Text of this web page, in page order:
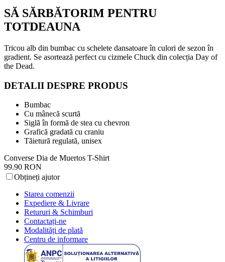
SĂ SĂRBĂTORIM PENTRU
TOTDEAUNA
Tricou alb din bumbac cu schelete dansatoare în culori de sezon în
gradient. Se asortează perfect cu cizmele Chuck din colecția Day of
the Dead.
DETALII DESPRE PRODUS
Bumbac
Cu mânecă scurtă
Siglă în formă de stea cu chevron
Grafică gradată cu craniu
Tăietură regulată, unisex
Converse Dia de Muertos T-Shirt
99.90 RON
Obțineți ajutor
Starea comenzii
Expediere & Livrare
Retururi & Schimburi
Contactați-ne
Modalități de plată
Centru de informare